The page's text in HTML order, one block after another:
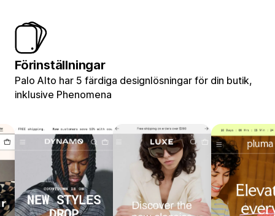
Förinställningar
Palo Alto har 5 färdiga designlösningar för din butik,
inklusive Phenomena